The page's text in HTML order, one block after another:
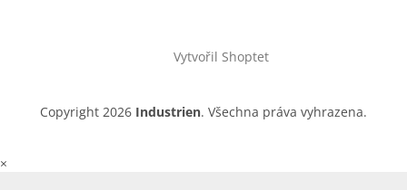
Vytvořil Shoptet
Copyright 2026 Industrien. Všechna práva vyhrazena.
×